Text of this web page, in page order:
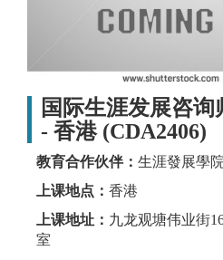
国际生涯发展咨
- 香港 (CDA2406)
教育合作伙伴： 生涯發展學院
上课地点： 香港
上课地址： 九龙观塘伟业街
室